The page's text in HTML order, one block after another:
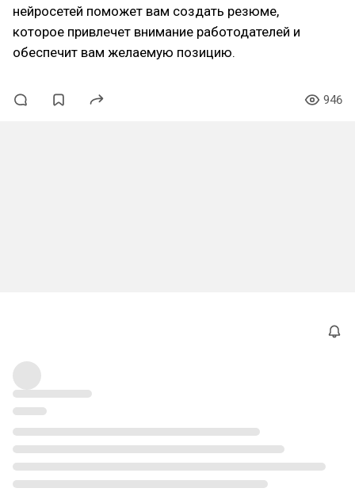
нейросетей поможет вам создать резюме,
которое привлечет внимание работодателей и
обеспечит вам желаемую позицию.
946